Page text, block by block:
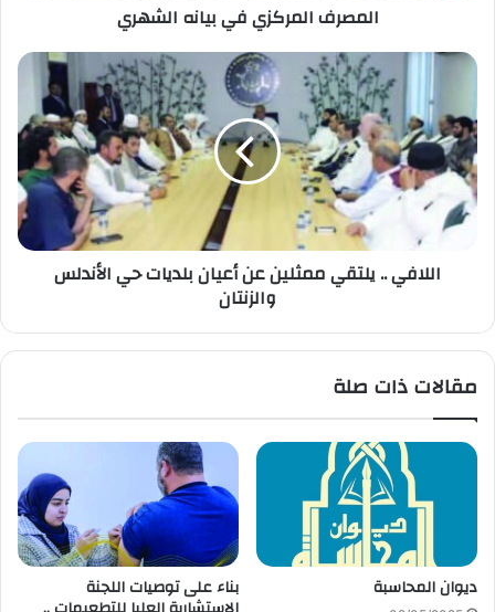
المصرف المركزي في بيانه الشهري
اللافي .. يلتقي ممثلين عن أعيان بلديات حي الأندلس
والزنتان
مقالات ذات صلة
ديوان المحاسبة بناء على توصيات اللجنة